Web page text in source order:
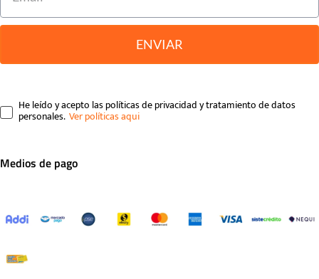
ENVIAR
He leído y acepto las políticas de privacidad y tratamiento de datos
personales.
Medios de pago